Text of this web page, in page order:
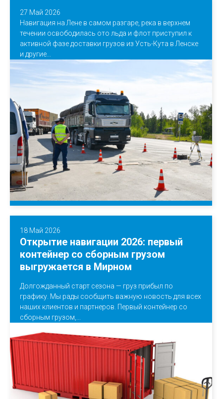
27 Май 2026
Навигация на Лене в самом разгаре, река в верхнем
течении освободилась ото льда и флот приступил к
активной фазе доставки грузов из Усть-Кута в Ленске
и другие...
18 Май 2026
Открытие навигации 2026: первый
контейнер со сборным грузом
выгружается в Мирном
Долгожданный старт сезона — груз прибыл по
графику. Мы рады сообщить важную новость для всех
наших клиентов и партнеров. Первый контейнер со
сборным грузом,...